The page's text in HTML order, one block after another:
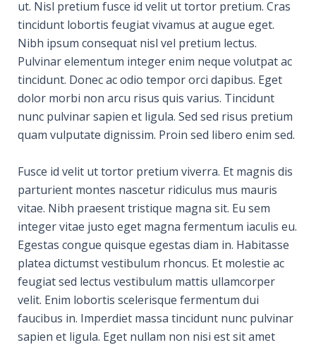
ut. Nisl pretium fusce id velit ut tortor pretium. Cras
tincidunt lobortis feugiat vivamus at augue eget.
Nibh ipsum consequat nisl vel pretium lectus.
Pulvinar elementum integer enim neque volutpat ac
tincidunt. Donec ac odio tempor orci dapibus. Eget
dolor morbi non arcu risus quis varius. Tincidunt
nunc pulvinar sapien et ligula. Sed sed risus pretium
quam vulputate dignissim. Proin sed libero enim sed.
Fusce id velit ut tortor pretium viverra. Et magnis dis
parturient montes nascetur ridiculus mus mauris
vitae. Nibh praesent tristique magna sit. Eu sem
integer vitae justo eget magna fermentum iaculis eu.
Egestas congue quisque egestas diam in. Habitasse
platea dictumst vestibulum rhoncus. Et molestie ac
feugiat sed lectus vestibulum mattis ullamcorper
velit. Enim lobortis scelerisque fermentum dui
faucibus in. Imperdiet massa tincidunt nunc pulvinar
sapien et ligula. Eget nullam non nisi est sit amet